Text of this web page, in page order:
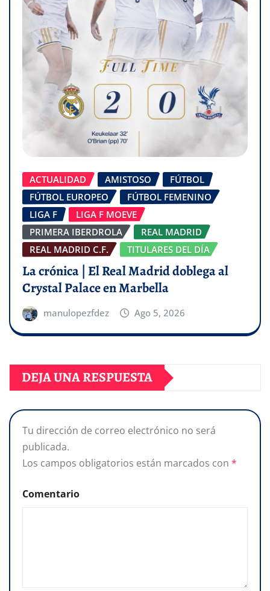
ACTUALIDAD AMISTOSO
FÚTBOL
FÚTBOL EUROPEO
FÚTBOL FEMENINO
LIGA F
LIGA F MOEVE
PRIMERA IBERDROLA
REAL MADRID
REAL MADRID C.F.
TITULARES DEL DÍA
La crónica | El Real Madrid doblega al
Crystal Palace en Marbella
manulopezfdez Ago 5, 2026
DEJA UNA RESPUESTA
Tu dirección de correo electrónico no será
publicada.
Los campos obligatorios están marcados con *
Comentario